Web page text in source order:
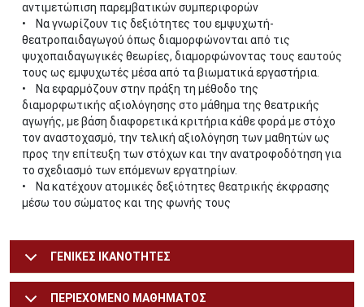
αντιμετώπιση παρεμβατικών συμπεριφορών
• Να γνωρίζουν τις δεξιότητες του εμψυχωτή-
θεατροπαιδαγωγού όπως διαμορφώνονται από τις
ψυχοπαιδαγωγικές θεωρίες, διαμορφώνοντας τους εαυτούς
τους ως εμψυχωτές μέσα από τα βιωματικά εργαστήρια.
• Να εφαρμόζουν στην πράξη τη μέθοδο της
διαμορφωτικής αξιολόγησης στο μάθημα της θεατρικής
αγωγής, με βάση διαφορετικά κριτήρια κάθε φορά με στόχο
τον αναστοχασμό, την τελική αξιολόγηση των μαθητών ως
προς την επίτευξη των στόχων και την ανατροφοδότηση για
το σχεδιασμό των επόμενων εργατηρίων.
• Να κατέχουν ατομικές δεξιότητες θεατρικής έκφρασης
μέσω του σώματος και της φωνής τους
ΓΕΝΙΚΕΣ ΙΚΑΝΟΤΗΤΕΣ
ΠΕΡΙΕΧΟΜΕΝΟ ΜΑΘΗΜΑΤΟΣ